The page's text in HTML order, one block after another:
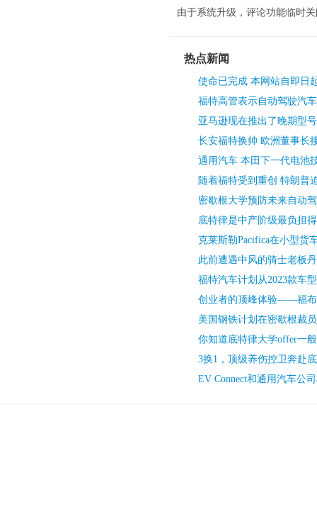
由于系统升级，评论功能临时
热点新闻
使命已完成 本网站自即日
福特高管表示自动驾驶汽
亚马逊现在推出了晚期型
长安福特换帅 欧洲董事长
通用汽车 本田下一代电池
随着福特受到重创 特朗普
密歇根大学预防未来自动
底特律是中产阶级最负担
克莱斯勒Pacifica在小型货
此前遭遇中风的骑士老板
福特汽车计划从2023款车
创业者的顶峰体验——福布
美国钢铁计划在密歇根裁
你知道底特律大学offer一
3换1，顶级养伤控卫奔赴
EV Connect和通用汽车公